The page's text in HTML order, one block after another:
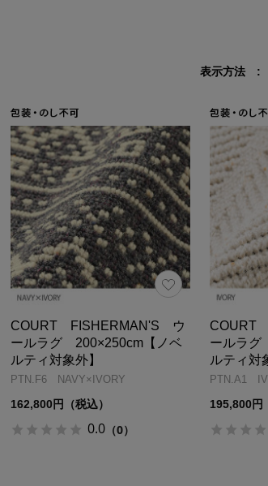
表示方法
COURT FISHERMAN'S ウ
ールラグ 200×250cm【ノベ
ルティ対象外】
PTN.F6 NAVY×IVORY
162,800円（税込）
0.0 （0）
COURT
ールラ
ルティ対
PTN.A1
195,800円